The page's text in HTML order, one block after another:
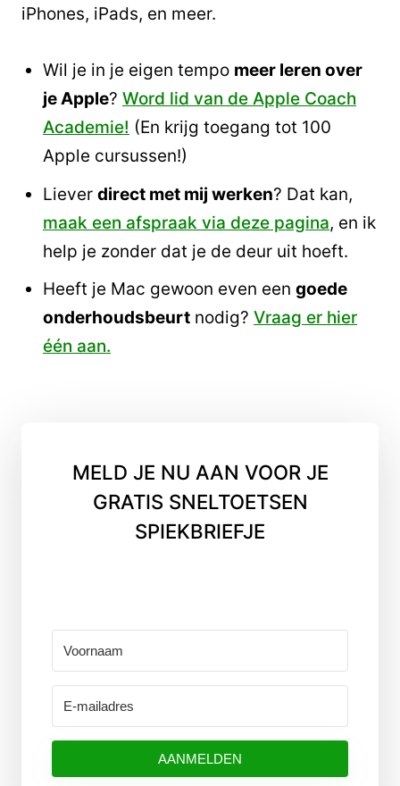
iPhones, iPads, en meer.
Wil je in je eigen tempo meer leren over
je Apple? Word lid van de Apple Coach
Academie! (En krijg toegang tot 100
Apple cursussen!)
Liever direct met mij werken? Dat kan,
maak een afspraak via deze pagina, en ik
help je zonder dat je de deur uit hoeft.
Heeft je Mac gewoon even een goede
onderhoudsbeurt nodig? Vraag er hier
één aan.
MELD JE NU AAN VOOR JE
GRATIS SNELTOETSEN
SPIEKBRIEFJE
AANMELDEN